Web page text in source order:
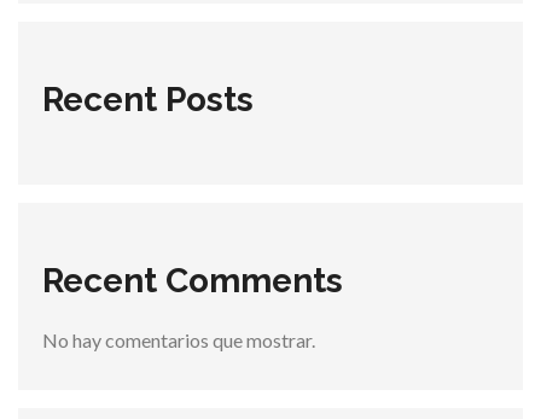
Recent Posts
Recent Comments
No hay comentarios que mostrar.